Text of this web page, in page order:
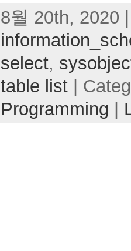
8월 20th, 2020
select,
table list|
Programming |